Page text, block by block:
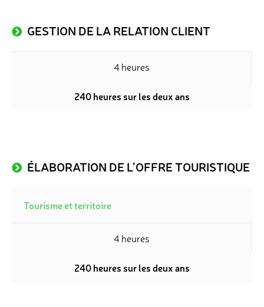
GESTION DE LA RELATION CLIENT
4 heures
240 heures sur les deux ans
ÉLABORATION DE L’OFFRE TOURISTIQUE
Tourisme et territoire
4 heures
240 heures sur les deux ans